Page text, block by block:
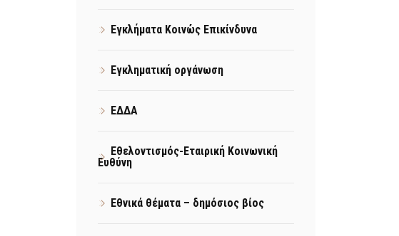
Εγκλήματα Κοινώς Επικίνδυνα
Εγκληματική οργάνωση
ΕΔΔΑ
Εθελοντισμός-Εταιρική Κοινωνική
Ευθύνη
Εθνικά θέματα – δημόσιος βίος